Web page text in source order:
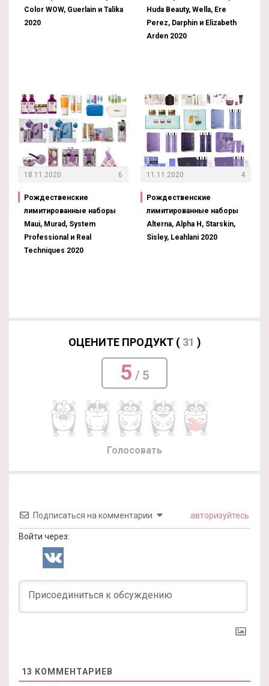
Color WOW, Guerlain и Talika
2020
18.11.2020 6
Рождественские
лимитированные наборы
Maui, Murad, System
Professional и Real
Techniques 2020
Huda Beauty, Wella, Ere
Perez, Darphin и Elizabeth
Arden 2020
11.11.2020 4
Рождественские
лимитированные наборы
Alterna, Alpha H, Starskin,
Sisley, Leahlani 2020
ОЦЕНИТЕ ПРОДУКТ ( 31 )
5 / 5
Голосовать
Подписаться на комментарии авторизуйтесь
Войти через:
13 КОММЕНТАРИЕВ